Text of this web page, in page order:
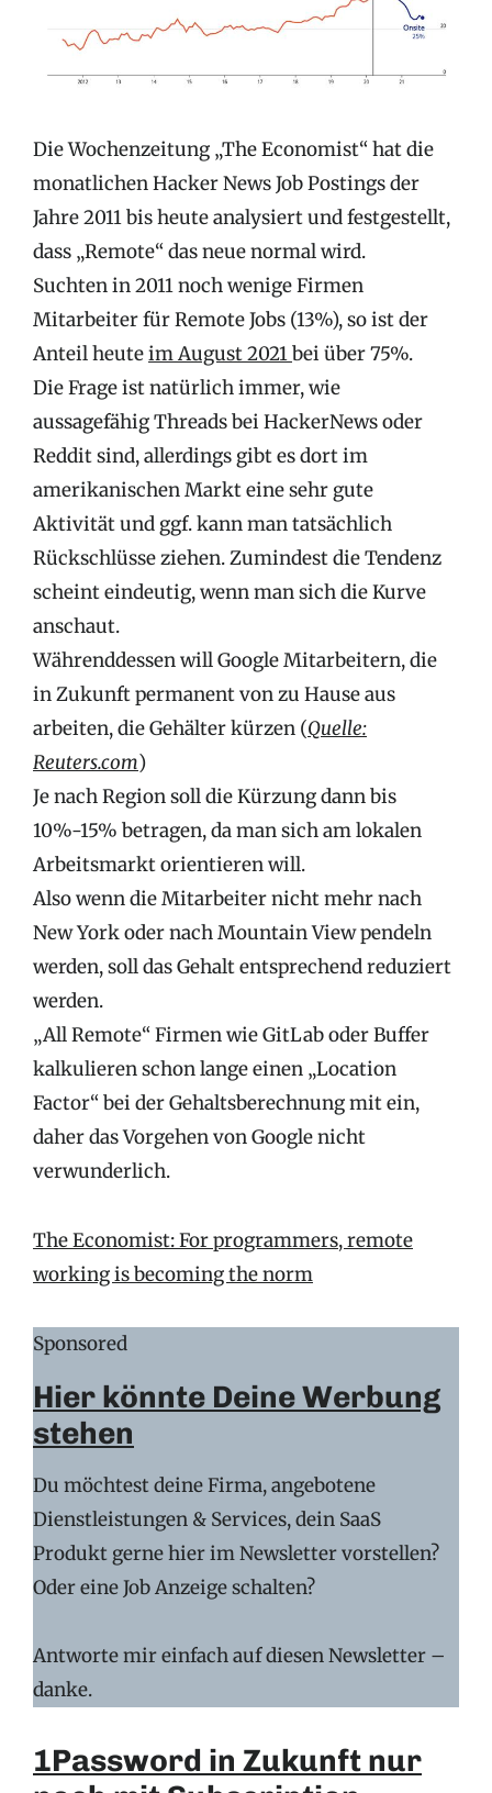
Die Wochenzeitung „The Economist“ hat die
monatlichen Hacker News Job Postings der
Jahre 2011 bis heute analysiert und festgestellt,
dass „Remote“ das neue normal wird.
Suchten in 2011 noch wenige Firmen
Mitarbeiter für Remote Jobs (13%), so ist der
Anteil heuteim August 2021bei über 75%.
Die Frage ist natürlich immer, wie
aussagefähig Threads bei HackerNews oder
Reddit sind, allerdings gibt es dort im
amerikanischen Markt eine sehr gute
Aktivität und ggf. kann man tatsächlich
Rückschlüsse ziehen. Zumindest die Tendenz
scheint eindeutig, wenn man sich die Kurve
anschaut.
Währenddessen will Google Mitarbeitern, die
in Zukunft permanent von zu Hause aus
arbeiten, die Gehälter kürzen (Quelle:
Reuters.com)
Je nach Region soll die Kürzung dann bis
10%-15% betragen, da man sich am lokalen
Arbeitsmarkt orientieren will.
Also wenn die Mitarbeiter nicht mehr nach
New York oder nach Mountain View pendeln
werden, soll das Gehalt entsprechend reduziert
werden.
„All Remote“ Firmen wie GitLab oder Buffer
kalkulieren schon lange einen „Location
Factor“ bei der Gehaltsberechnung mit ein,
daher das Vorgehen von Google nicht
verwunderlich.
The Economist: For programmers, remote
working is becoming the norm
Sponsored
Hier könnte Deine Werbung
stehen
Du möchtest deine Firma, angebotene
Dienstleistungen & Services, dein SaaS
Produkt gerne hier im Newsletter vorstellen?
Oder eine Job Anzeige schalten?
Antworte mir einfach auf diesen Newsletter –
danke.
1Password in Zukunft nur